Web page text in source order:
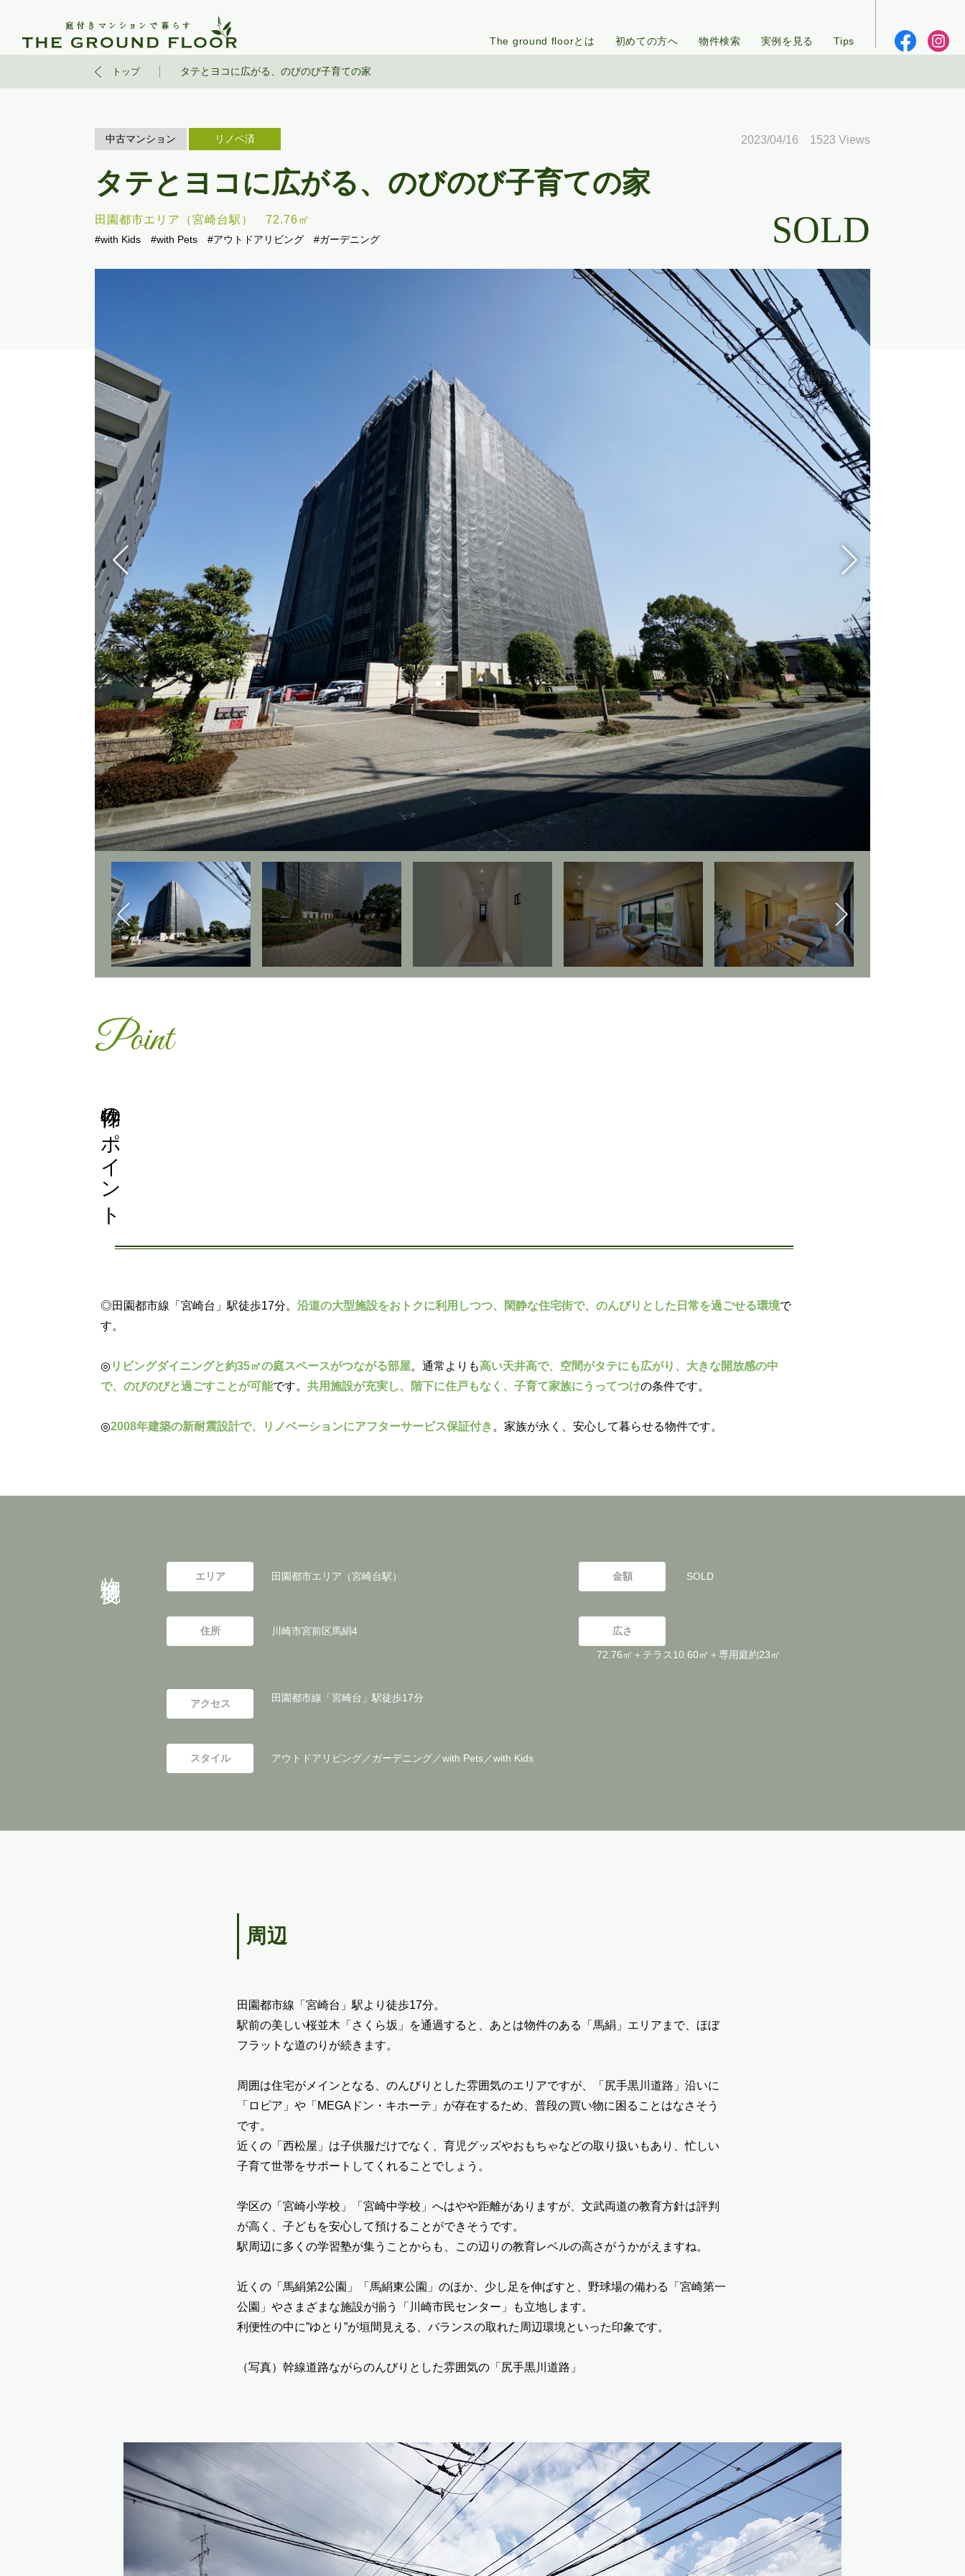
The ground floorとは 初めての方へ 物件検索 実例を見る Tips
トップ タテとヨコに広がる、のびのび子育ての家
中古マンション リノベ済 2023/04/16 1523 Views
タテとヨコに広がる、のびのび子育ての家
田園都市エリア（宮崎台駅） 72.76㎡
#with Kids #with Pets #アウトドアリビング #ガーデニング SOLD
Point
物件のポイント
◎田園都市線「宮崎台」駅徒歩17分。 沿道の大型施設をおトクに利用しつつ、閑静な住宅街で、のんびりとした日常を過ごせる環境で
す。
◎ リビングダイニングと約35㎡の庭スペースがつながる部屋。通常よりも高い天井高で、空間がタテにも広がり、大きな開放感の中
で、のびのびと過ごすことが可能です。 共用施設が充実し、階下に住戸もなく、子育て家族にうってつけの条件です。
◎2008年建築の新耐震設計で、リノベーションにアフターサービス保証付き 。家族が永く、安心して暮らせる物件です。
エリア 田園都市エリア（宮崎台駅） 金額 SOLD
住所 川崎市宮前区馬絹4 広さ
72.76㎡＋テラス10.60㎡＋専用庭約23㎡
アクセス 田園都市線「宮崎台」駅徒歩17分
スタイル アウトドアリビング／ガーデニング／with Pets／with Kids
周辺
田園都市線「宮崎台」駅より徒歩17分。
駅前の美しい桜並木「さくら坂」を通過すると、あとは物件のある「馬絹」エリアまで、ほぼ
フラットな道のりが続きます。
周囲は住宅がメインとなる、のんびりとした雰囲気のエリアですが、「尻手黒川道路」沿いに
「ロピア」や「MEGAドン・キホーテ」が存在するため、普段の買い物に困ることはなさそう
です。
近くの「西松屋」は子供服だけでなく、育児グッズやおもちゃなどの取り扱いもあり、忙しい
子育て世帯をサポートしてくれることでしょう。
学区の「宮崎小学校」「宮崎中学校」へはやや距離がありますが、文武両道の教育方針は評判
が高く、子どもを安心して預けることができそうです。
駅周辺に多くの学習塾が集うことからも、この辺りの教育レベルの高さがうかがえますね。
近くの「馬絹第2公園」「馬絹東公園」のほか、少し足を伸ばすと、野球場の備わる「宮崎第一
公園」やさまざまな施設が揃う「川崎市民センター」も立地します。
利便性の中に”ゆとり”が垣間見える、バランスの取れた周辺環境といった印象です。
（写真）幹線道路ながらのんびりとした雰囲気の「尻手黒川道路」